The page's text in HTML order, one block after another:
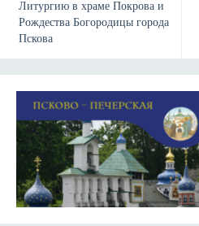
Литургию в храме Покрова и
Рождества Богородицы города
Пскова